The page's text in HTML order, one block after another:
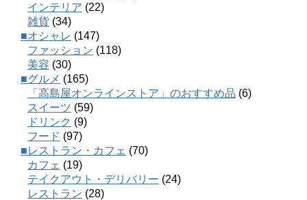
インテリア (22)
雑貨 (34)
■オシャレ (147)
ファッション (118)
美容 (30)
■グルメ (165)
「高島屋オンラインストア」のおすすめ品 (6)
スイーツ (59)
ドリンク (9)
フード (97)
■レストラン・カフェ (70)
カフェ (19)
テイクアウト・デリバリー (24)
レストラン (28)